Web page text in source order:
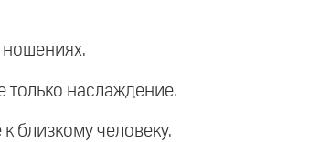
только наслаждение.
близкому человеку.